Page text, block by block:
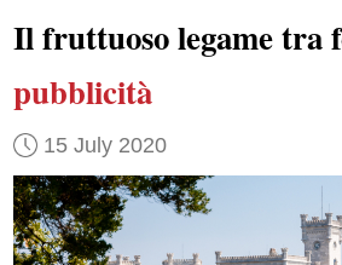
Il fruttuoso legame tra
pubblicità
15 July 2020